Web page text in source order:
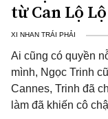
từ Can Lộ Lộ
XI NHAN TRÁI PHẢI
Ai cũng có quyền
mình, Ngọc Trinh
Cannes, Trinh đã
làm đã khiến cô